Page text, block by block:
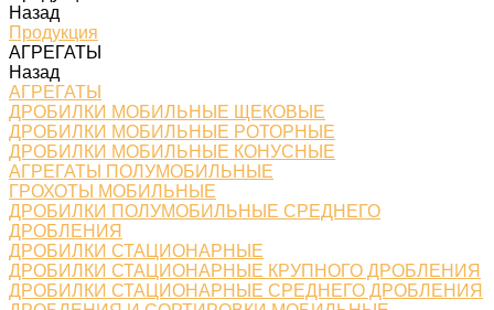
Назад
Продукция
АГРЕГАТЫ
Назад
АГРЕГАТЫ
ДРОБИЛКИ МОБИЛЬНЫЕ ЩЕКОВЫЕ
ДРОБИЛКИ МОБИЛЬНЫЕ РОТОРНЫЕ
ДРОБИЛКИ МОБИЛЬНЫЕ КОНУСНЫЕ
АГРЕГАТЫ ПОЛУМОБИЛЬНЫЕ
ГРОХОТЫ МОБИЛЬНЫЕ
ДРОБИЛКИ ПОЛУМОБИЛЬНЫЕ СРЕДНЕГО
ДРОБЛЕНИЯ
ДРОБИЛКИ СТАЦИОНАРНЫЕ
ДРОБИЛКИ СТАЦИОНАРНЫЕ КРУПНОГО ДРОБЛЕНИЯ
ДРОБИЛКИ СТАЦИОНАРНЫЕ СРЕДНЕГО ДРОБЛЕНИЯ